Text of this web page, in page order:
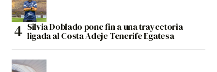
Silvia Doblado pone fin a una trayectoria
ligada al Costa Adeje Tenerife Egatesa